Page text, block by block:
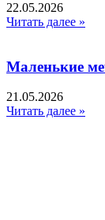
22.05.2026
Читать далее »
Маленькие
21.05.2026
Читать далее »